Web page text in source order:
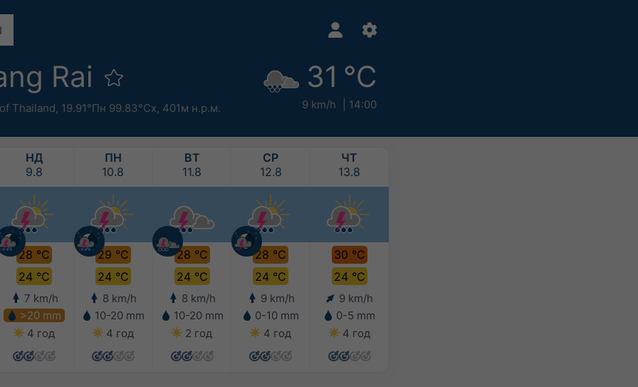
Rai
Thailand, 19.91°Пн 99.83°Сх, 401м н.р.м.
31 °C
9 km/h 14:00
НД
9.8
28 °C
24 °C
7 km/h
>20 mm
4 год
ПН
10.8
29 °C
24 °C
8 km/h
10-20 mm
4 год
ВТ
11.8
28 °C
24 °C
8 km/h
10-20 mm
2 год
СР
12.8
28 °C
24 °C
9 km/h
0-10 mm
4 год
ЧТ
13.8
30 °C
24 °C
9 km/h
0-5 mm
4 год